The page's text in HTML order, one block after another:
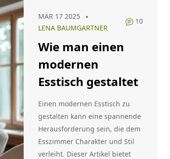
und wann Stehen am
Schreibtisch sinnvoll ist. Egal ob
du überlegst, einen zu kaufen
hier gibt's die Fakten.
MÄR 17 2025
LENA BAUMGARTNER
10
Wie man einen
modernen
Esstisch gestaltet
Einen modernen Esstisch zu
gestalten kann eine spannende
Herausforderung sein, die dem
Esszimmer Charakter und Stil
verleiht. Dieser Artikel bietet